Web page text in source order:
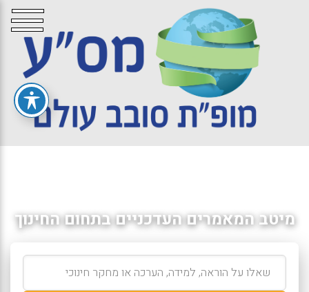
מיטב המאמרים העדכניים בתחום החינוך